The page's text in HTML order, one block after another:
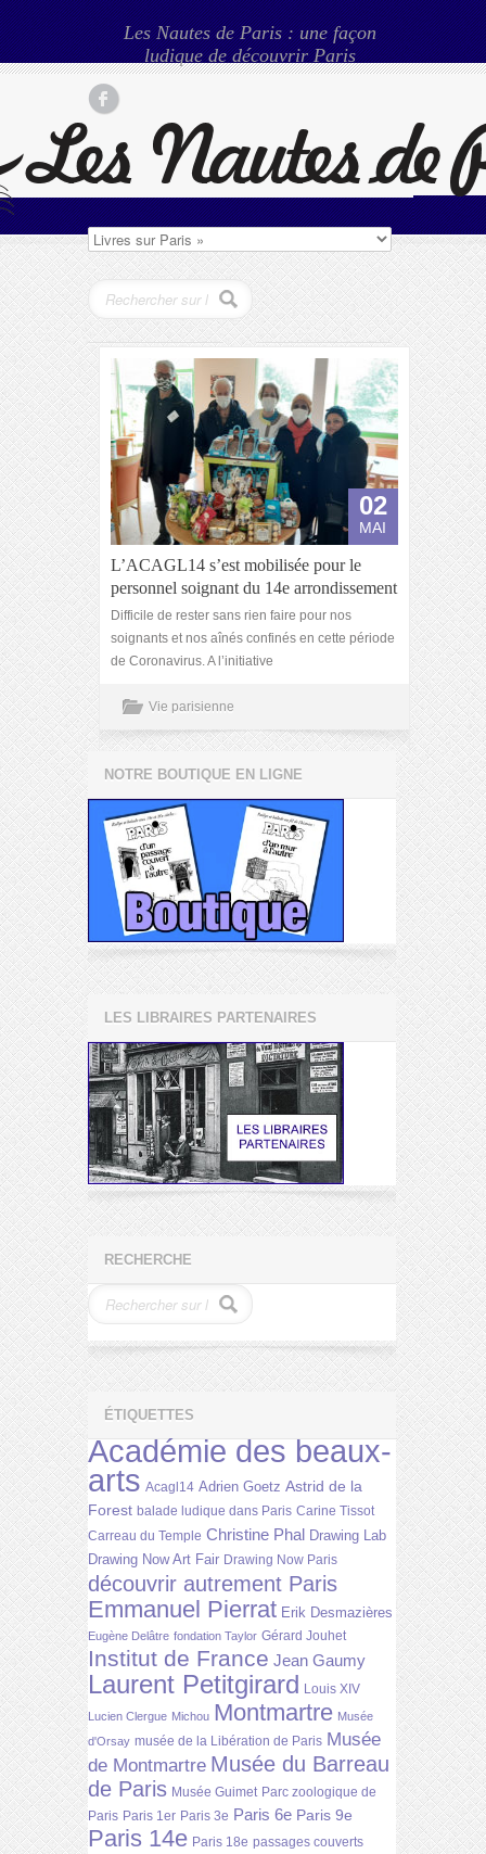
Les Nautes de Paris : une façon
ludique de découvrir Paris
02
MAI
L’ACAGL14 s’est mobilisée pour le
personnel soignant du 14e arrondissement
Difficile de rester sans rien faire pour nos
soignants et nos aînés confinés en cette période
de Coronavirus. A l’initiative
Vie parisienne
NOTRE BOUTIQUE EN LIGNE
LES LIBRAIRES PARTENAIRES
RECHERCHE
ÉTIQUETTES
Académie des beaux-
arts Acagl14 Adrien Goetz Astrid de la
Forest balade ludique dans Paris Carine Tissot
Carreau du Temple Christine Phal Drawing Lab
Drawing Now Art Fair Drawing Now Paris
découvrir autrement Paris
Emmanuel Pierrat Erik Desmazières
Eugène Delâtre fondation Taylor Gérard Jouhet
Institut de France Jean Gaumy
Laurent Petitgirard Louis XIV
Lucien Clergue Michou Montmartre Musée
d'Orsay musée de la Libération de Paris Musée
de Montmartre Musée du Barreau
de Paris Musée Guimet Parc zoologique de
Paris Paris 1er Paris 3e Paris 6e Paris 9e
Paris 14e Paris 18e passages couverts